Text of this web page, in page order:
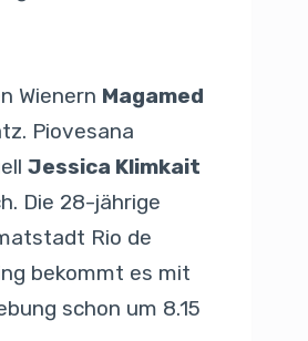
Wienern Magamed
Piovesana
Jessica Klimkait
Die 28-jährige
Rio de
bekommt es mit
schon um 8.15